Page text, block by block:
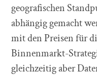
geografischen
abhängig gemacht
mit den Preisen für
Binnenmarkt-
gleichzeitig aber